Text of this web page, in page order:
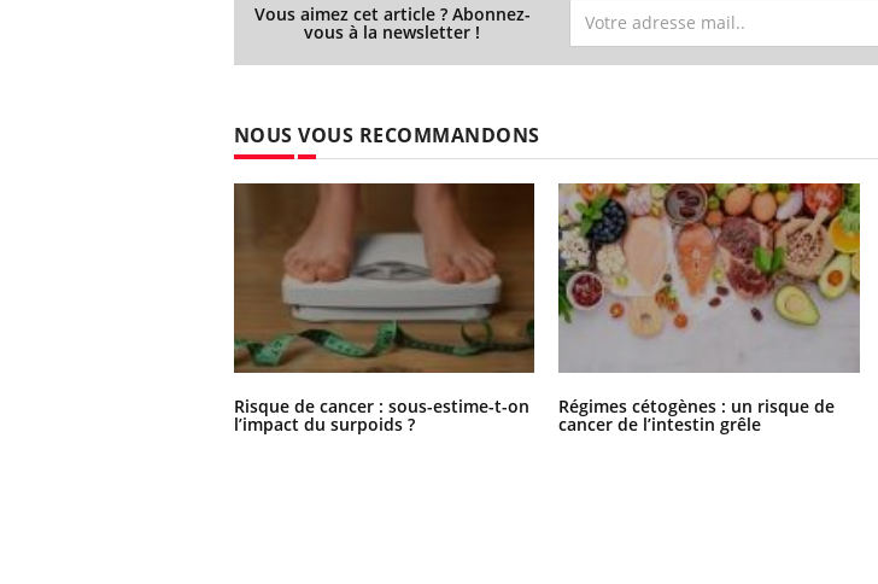
Vous aimez cet article ? Abonnez-
vous à la newsletter !
NOUS VOUS RECOMMANDONS
Risque de cancer : sous-estime-t-on
l’impact du surpoids ?
Régimes cétogènes : un risque de
cancer de l’intestin grêle
expliquer ma maladieYoutube
d'autres non ! D'un côté, poser des questions
sur la maladie d'un proche c'est montrer ...
prévenir
même alopécie… Les symptômes de la
carence en fer sont multiples ce qui la rend